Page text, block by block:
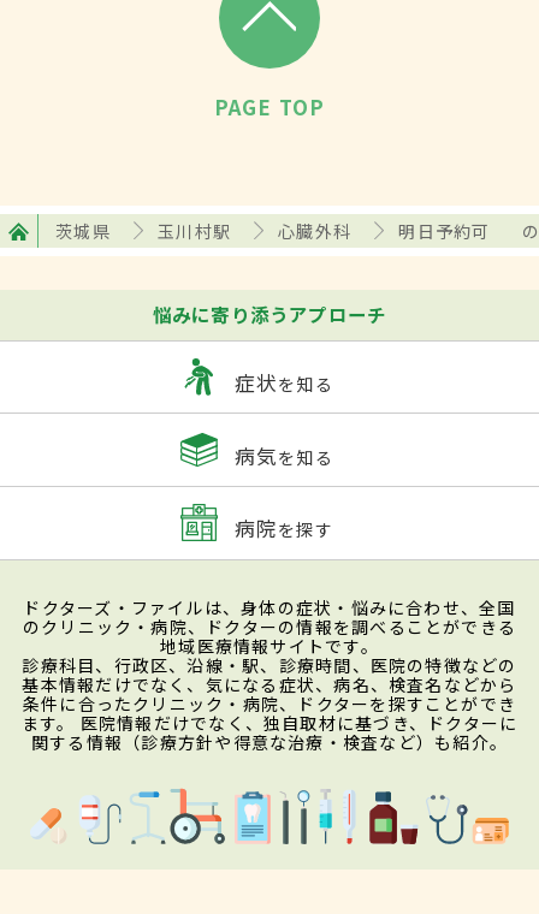
PAGE TOP
茨城県 玉川村駅 心臓外科 明日予約可
悩みに寄り添うアプローチ
症状を知る
病気を知る
病院を探す
ドクターズ・ファイルは、身体の症状・悩みに合わせ、全国
のクリニック・病院、ドクターの情報を調べることができる
地域医療情報サイトです。
診療科目、行政区、沿線・駅、診療時間、医院の特徴などの
基本情報だけでなく、気になる症状、病名、検査名などから
条件に合ったクリニック・病院、ドクターを探すことができ
ます。 医院情報だけでなく、独自取材に基づき、ドクターに
関する情報（診療方針や得意な治療・検査など）も紹介。